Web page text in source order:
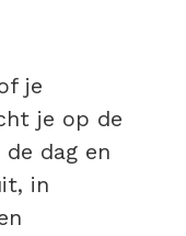
je
je op de
dag en
in